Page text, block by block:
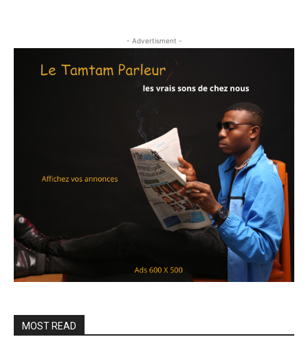
- Advertisment -
MOST READ